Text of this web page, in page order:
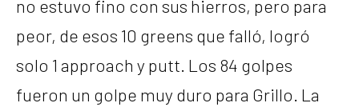
no estuvo fino con sus hierros, pero para
peor, de esos 10 greens que falló, logró
solo 1 approach y putt. Los 84 golpes
fueron un golpe muy duro para Grillo. La